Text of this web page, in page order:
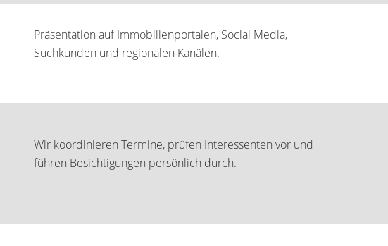
Präsentation auf Immobilienportalen, Social Media,
Suchkunden und regionalen Kanälen.
Wir koordinieren Termine, prüfen Interessenten vor und
führen Besichtigungen persönlich durch.